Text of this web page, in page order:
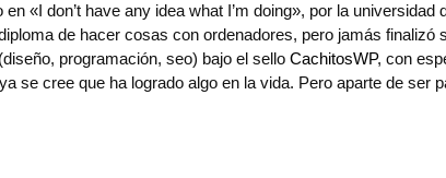
«I don’t have any idea what I’m doing», por la
de hacer cosas con ordenadores, pero jamás finalizó
programación, seo) bajo el sello CachitosWP, con
se cree que ha logrado algo en la vida. Pero aparte de ser